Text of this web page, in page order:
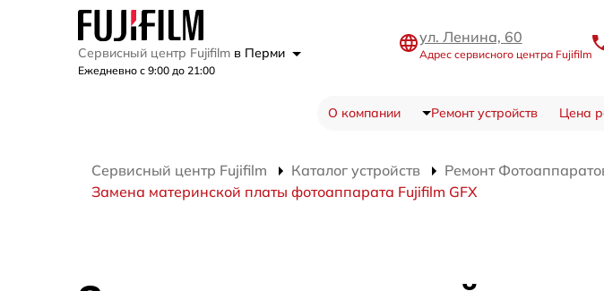
Сервисный центр Fujifilm в Перми
Ежедневно с 9:00 до 21:00
ул. Ленина, 60
Адрес сервисного центра Fujifilm
О компании Ремонт устройств Цена
Сервисный центр Fujifilm Каталог устройств Ремонт
Замена материнской платы фотоаппарата Fujifilm GFX